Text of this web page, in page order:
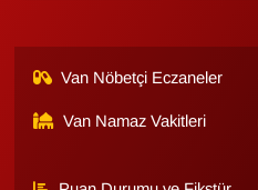
Van Nöbetçi Eczaneler
Van Namaz Vakitleri